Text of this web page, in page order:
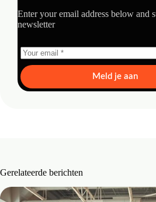
Enter your email address below and
newsletter
Meld je aan
Gerelateerde berichten